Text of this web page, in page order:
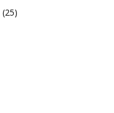
(25)